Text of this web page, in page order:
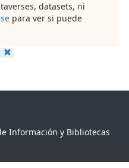
datasets, ni
para ver si puede
Información y Bibliotecas